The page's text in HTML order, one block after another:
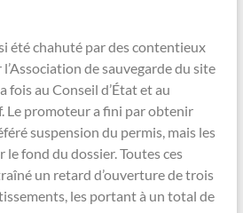
été chahuté par des contentieux
de sauvegarde du site
fois au Conseil d’État et au
promoteur a fini par obtenir
suspension du permis, mais les
fond du dossier. Toutes ces
un retard d’ouverture de trois
les portant à un total de